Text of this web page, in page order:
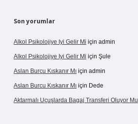
Son yorumlar
Alkol Psikolojiye Iyi Gelir Mi için admin
Alkol Psikolojiye Iyi Gelir Mi için Şule
Aslan Burcu Kıskanır Mı için admin
Aslan Burcu Kıskanır Mı için Dede
Aktarmalı Uçuşlarda Bagaj Transferi Oluyor Mu